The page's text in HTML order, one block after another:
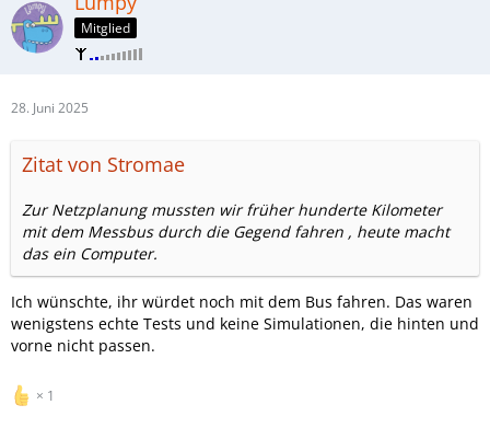
Mitglied
28. Juni 2025
Zitat von Stromae
Zur Netzplanung mussten wir früher hunderte Kilometer
mit dem Messbus durch die Gegend fahren , heute macht
das ein Computer.
Ich wünschte, ihr würdet noch mit dem Bus fahren. Das waren
wenigstens echte Tests und keine Simulationen, die hinten und
vorne nicht passen.
1